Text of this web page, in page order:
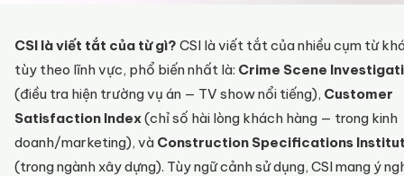
CSI là viết tắt của từ gì? CSI là viết tắt của nhiều cụm từ
tùy theo lĩnh vực, phổ biến nhất là: Crime Scene
(điều tra hiện trường vụ án — TV show nổi tiếng), Customer
Satisfaction Index(chỉ số hài lòng khách hàng — trong kinh
doanh/marketing), và Construction Specifications
(trong ngành xây dựng). Tùy ngữ cảnh sử dụng, CSI mang ý